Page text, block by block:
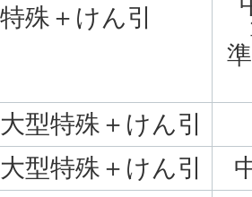
殊＋けん引
型特殊＋けん引
型特殊＋けん引